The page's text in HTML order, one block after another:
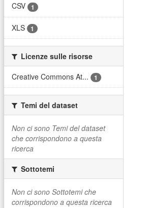
CSV
1
XLS 1
Licenze sulle risorse
Creative Commons At...
1
Temi del dataset
Non ci sono Temi del dataset
che corrispondono a questa
ricerca
Sottotemi
Non ci sono Sottotemi che
corrispondono a questa ricerca